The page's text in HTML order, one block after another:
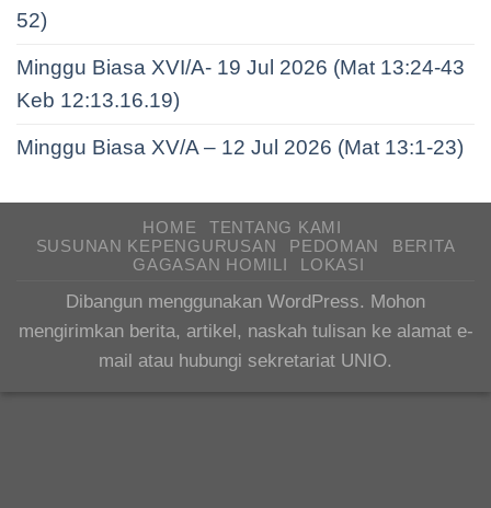
52)
Minggu Biasa XVI/A- 19 Jul 2026 (Mat 13:24-43
Keb 12:13.16.19)
Minggu Biasa XV/A – 12 Jul 2026 (Mat 13:1-23)
HOME
TENTANG KAMI
SUSUNAN KEPENGURUSAN
PEDOMAN
BERITA
GAGASAN HOMILI
LOKASI
Dibangun menggunakan WordPress. Mohon
mengirimkan berita, artikel, naskah tulisan ke alamat e-
mail atau hubungi sekretariat UNIO.